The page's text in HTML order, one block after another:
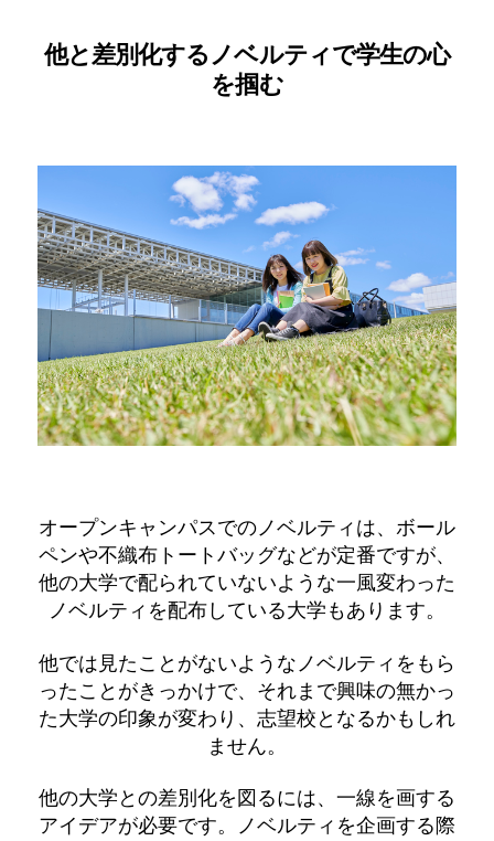
他と差別化するノベルティで学生の心
を掴む
オープンキャンパスでのノベルティは、ボール
ペンや不織布トートバッグなどが定番ですが、
他の大学で配られていないような一風変わった
ノベルティを配布している大学もあります。
他では見たことがないようなノベルティをもら
ったことがきっかけで、それまで興味の無かっ
た大学の印象が変わり、志望校となるかもしれ
ません。
他の大学との差別化を図るには、一線を画する
アイデアが必要です。ノベルティを企画する際